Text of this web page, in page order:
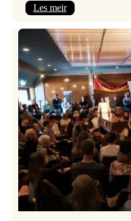
Les meir:
frå
Vossa
Jazz
om
endringar
i
administrasjonen